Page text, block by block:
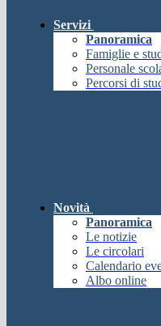
Servizi
Panoramica
Famiglie e
Personale
Percorsi di
Novità
Panoramica
Le notizie
Le circolari
Calendario
Albo online